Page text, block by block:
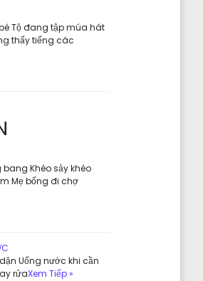
Tộ đang tập múa hát
thấy tiếng các
Khéo sảy khéo
Mẹ bống đi chợ
Uống nước khi cần
rửaXem Tiếp »